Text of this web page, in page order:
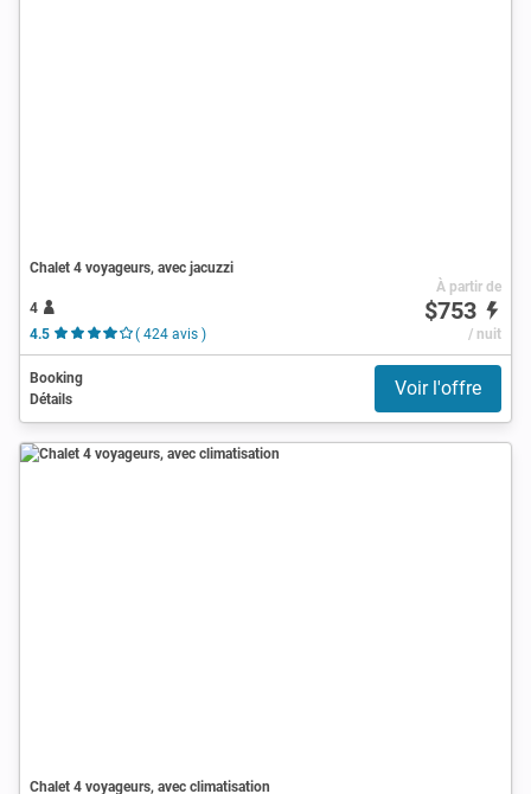
Chalet 4 voyageurs, avec jacuzzi
4
4.5
( 424 avis )
À partir de
$753
/ nuit
Booking
Détails
Voir l'offre
Chalet 4 voyageurs, avec climatisation